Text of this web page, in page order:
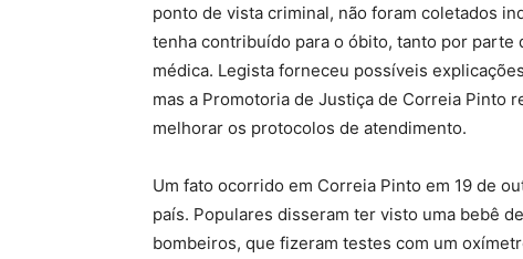
ponto de vista criminal, não foram coletados
tenha contribuído para o óbito, tanto por
médica. Legista forneceu possíveis
mas a Promotoria de Justiça de Correia Pinto
melhorar os protocolos de atendimento.
Um fato ocorrido em Correia Pinto em 19 de
país. Populares disseram ter visto uma bebê
bombeiros, que fizeram testes com um